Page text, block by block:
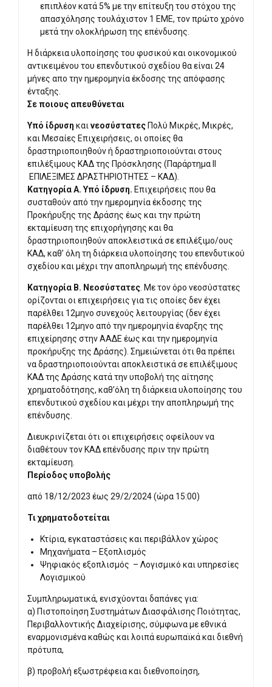
επιπλέον κατά 5% με την επίτευξη του στόχου της
απασχόλησης τουλάχιστον 1 ΕΜΕ, τον πρώτο χρόνο
μετά την ολοκλήρωση της επένδυσης.
Η διάρκεια υλοποίησης του φυσικού και οικονομικού
αντικειμένου του επενδυτικού σχεδίου θα είναι 24
μήνες απο την ημερομηνία έκδοσης της απόφασης
ένταξης.
Σε ποιους απευθύνεται
​Υπό ίδρυση και νεοσύστατες Πολύ Μικρές, Μικρές,
και Μεσαίες Επιχειρήσεις, οι οποίες θα
δραστηριοποιηθούν ή δραστηριοποιούνται στους
επιλέξιμους ΚΑΔ της Πρόσκλησης (Παράρτημα ΙΙ
EΠΙΛΕΞΙΜΕΣ ΔΡΑΣΤΗΡΙΟΤΗΤΕΣ – ΚΑΔ).
Κατηγορία Α. Υπό ίδρυση. Επιχειρήσεις που θα
συσταθούν από την ημερομηνία έκδοσης της
Προκήρυξης της Δράσης έως και την πρώτη
εκταμίευση της επιχορήγησης και θα
δραστηριοποιηθούν αποκλειστικά σε επιλέξιμο/ους
ΚΑΔ, καθ’ όλη τη διάρκεια υλοποίησης του επενδυτικού
σχεδίου και μέχρι την αποπληρωμή της επένδυσης.
Κατηγορία Β. Νεοσύστατες . Με τον όρο νεοσύστατες
ορίζονται οι επιχειρήσεις για τις οποίες δεν έχε​​ι
παρέλθει 12μηνο συνεχούς λειτουργίας (δεν έχει
παρέλθει 12μηνο από την ημερομηνία έναρξης της
επιχείρησης στην ΑΑΔΕ έως και την ημερομηνία
προκήρυξης της Δράσης). Σημειώνεται ότι θα πρέπει
να δραστηριοποιούνται αποκλειστικά σε επιλέξιμους
ΚΑΔ της Δράσης κατά την υποβολή της αίτησης
χρηματοδότησης, καθ’όλη τη διάρκεια υλοποίησης του
επενδυτικού σχεδίου και μέχρι την αποπληρωμή της
επένδυσης.
Διευκρινίζεται ότι οι επιχειρήσεις οφείλουν να
διαθέτουν τον ΚΑΔ επένδυσης πριν την πρώτη
εκταμίευση.
Περίοδος υποβολής
από 18/12/2023 έως 29/2/2024 (ώρα 15:00)
Τι χρηματοδοτείται
Κτίρια, εγκαταστάσεις και περιβάλλον χώρος
Μηχανήματα – Εξοπλισμός
Ψηφιακός εξοπλισμός – Λογισμικό και υπηρεσίες
Λογισμικού
Συμπληρωματικά, ενισχύονται δαπάνες για:
α) Πιστοποίηση Συστημάτων Διασφάλισης Ποιότητας,
Περιβαλλοντικής Διαχείρισης, σύμφωνα με εθνικά
εναρμονισμένα καθώς και λοιπά ευρωπαϊκά και διεθνή
πρότυπα,
β) προβολή εξωστρέφεια και διεθνοποίηση,